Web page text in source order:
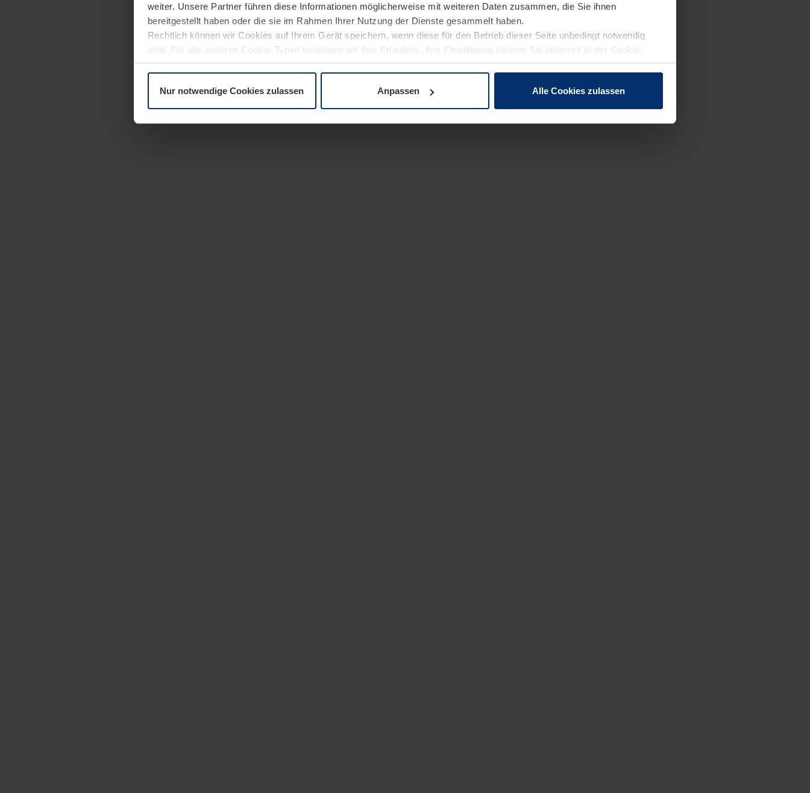
weiter. Unsere Partner führen diese Informationen möglicherweise mit weiteren Daten zusammen, die Sie ihnen
bereitgestellt haben oder die sie im Rahmen Ihrer Nutzung der Dienste gesammelt haben.
Rechtlich können wir Cookies auf Ihrem Gerät speichern, wenn diese für den Betrieb dieser Seite unbedingt notwendig
sind. Für alle anderen Cookie-Typen benötigen wir Ihre Erlaubnis. Ihre Einwilligung können Sie jederzeit in der Cookie-
Erläuterung auf der SeiteDatenschutzerklärungunserer Website ändern oder widerrufen.
Nur notwendige Cookies zulassen Anpassen Alle Cookies zulassen